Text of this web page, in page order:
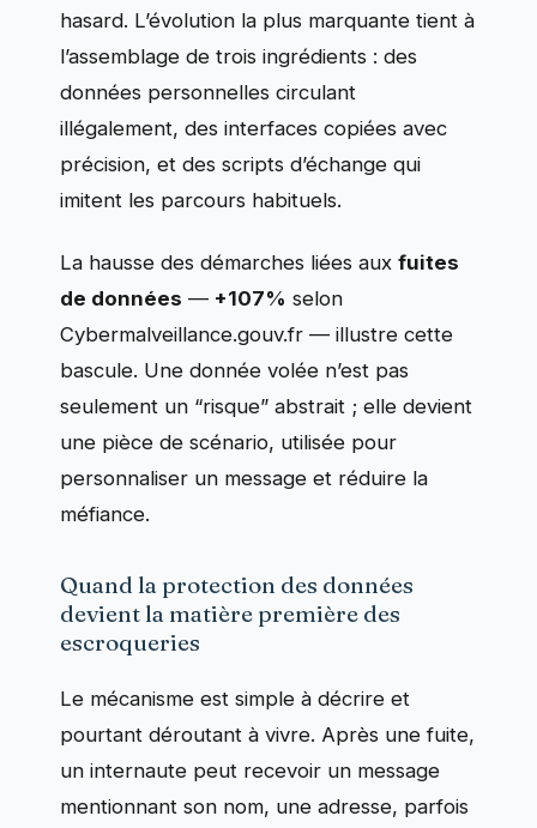
hasard. L’évolution la plus marquante tient à
l’assemblage de trois ingrédients : des
données personnelles circulant
illégalement, des interfaces copiées avec
précision, et des scripts d’échange qui
imitent les parcours habituels.
La hausse des démarches liées aux fuites
de données — +107% selon
Cybermalveillance.gouv.fr — illustre cette
bascule. Une donnée volée n’est pas
seulement un “risque” abstrait ; elle devient
une pièce de scénario, utilisée pour
personnaliser un message et réduire la
méfiance.
Quand la protection des données
devient la matière première des
escroqueries
Le mécanisme est simple à décrire et
pourtant déroutant à vivre. Après une fuite,
un internaute peut recevoir un message
mentionnant son nom, une adresse, parfois